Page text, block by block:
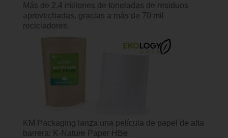
Más de 2,4 millones de toneladas de residuos
aprovechadas, gracias a más de 70 mil
recicladores.
KM Packaging lanza una película de papel de alta
barrera: K-Nature Paper HBe